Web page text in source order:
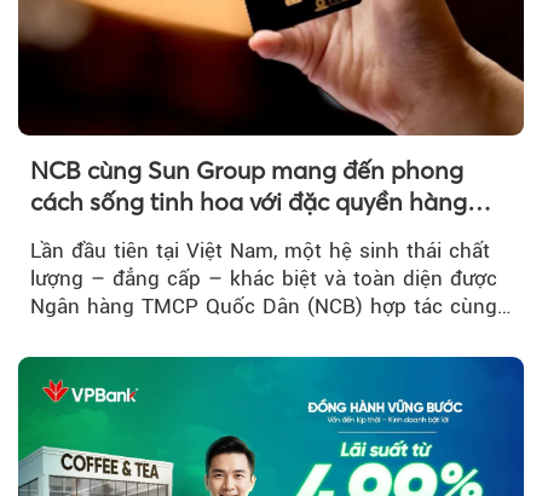
NCB cùng Sun Group mang đến phong
cách sống tinh hoa với đặc quyền hàng
đầu Việt Nam
Lần đầu tiên tại Việt Nam, một hệ sinh thái chất
lượng – đẳng cấp – khác biệt và toàn diện được
Ngân hàng TMCP Quốc Dân (NCB) hợp tác cùng